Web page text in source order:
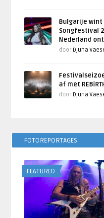
Bulgarije wint
Songfestival
Nederland
door Djuna
af met
door Djuna
FOTOREPORTAGES
FEATURED